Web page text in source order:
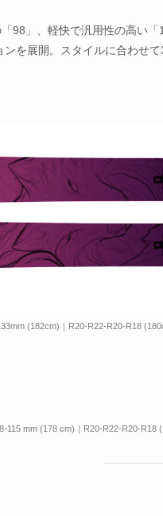
98」、軽快で汎用性の高い
を展開。スタイルに合わせ
(182cm)｜R20-R22-R20-R18
115 mm (178 cm)｜R20-R22-R20-R18